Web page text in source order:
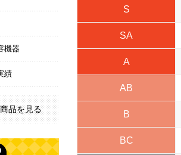
機器
績
品を見る
S
SA
A
AB
B
BC